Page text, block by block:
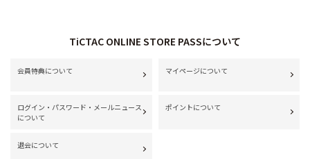
TiCTAC ONLINE STORE PASSについて
会員特典について マイページについて
ログイン・パスワード・メールニュース
について
ポイントについて
退会について